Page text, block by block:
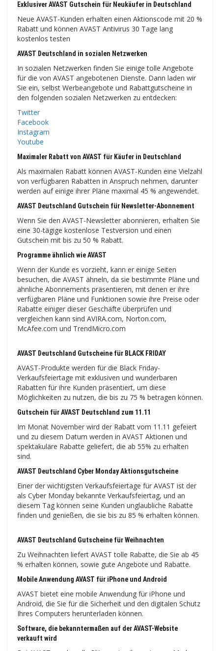
Exklusiver AVAST Gutschein für Neukäufer in Deutschland
Neue AVAST-Kunden erhalten einen Aktionscode mit 20 %
Rabatt und können AVAST Antivirus 30 Tage lang
kostenlos testen
AVAST Deutschland in sozialen Netzwerken
In sozialen Netzwerken finden Sie einige tolle Angebote
für die von AVAST angebotenen Dienste. Dann laden wir
Sie ein, selbst Werbeangebote und Rabattgutscheine in
den folgenden sozialen Netzwerken zu entdecken:
Twitter
Facebook
Instagram
Youtube
Maximaler Rabatt von AVAST für Käufer in Deutschland
Als maximalen Rabatt können AVAST-Kunden eine Vielzahl
von verfügbaren Rabatten in Anspruch nehmen, darunter
werden auf einige ihrer Pläne maximal 45 % angewendet.
AVAST Deutschland Gutschein für Newsletter-Abonnement
Wenn Sie den AVAST-Newsletter abonnieren, erhalten Sie
eine 30-tägige kostenlose Testversion und einen
Gutschein mit bis zu 50 % Rabatt.
Programme ähnlich wie AVAST
Wenn der Kunde es vorzieht, kann er einige Seiten
besuchen, die AVAST ähneln, da sie bestimmte Pläne und
ähnliche Abonnements präsentieren, mit denen er ihre
verfügbaren Pläne und Funktionen sowie ihre Preise oder
Rabatte einiger dieser Geschäfte überprüfen und
vergleichen kann sind AVIRA.com, Norton.com,
McAfee.com und TrendMicro.com
AVAST Deutschland Gutscheine für BLACK FRIDAY
AVAST-Produkte werden für die Black Friday-
Verkaufsfeiertage mit exklusiven und wunderbaren
Rabatten für ihre Kunden präsentiert, um diese
Möglichkeiten zu nutzen, die bis zu 75 % betragen können.
Gutschein für AVAST Deutschland zum 11.11
Im Monat November wird der Rabatt vom 11.11 gefeiert
und zu diesem Datum werden in AVAST Aktionen und
spektakuläre Rabatte geliefert, die ab 55% zu erhalten
sind.
AVAST Deutschland Cyber ​​Monday Aktionsgutscheine
Einer der wichtigsten Verkaufsfeiertage für AVAST ist der
als Cyber ​​​​Monday bekannte Verkaufsfeiertag, und an
diesem Tag können seine Kunden unglaubliche Rabatte
finden und genießen, die sie bis zu 85 % erhalten können.
AVAST Deutschland Gutscheine für Weihnachten
Zu Weihnachten liefert AVAST tolle Rabatte, die Sie ab 45
% erhalten können, sowie gute Angebote und Rabatte.
Mobile Anwendung AVAST für iPhone und Android
AVAST bietet eine mobile Anwendung für iPhone und
Android, die Sie für die Sicherheit und den digitalen Schutz
Ihres Computers herunterladen können.
Software, die bekanntermaßen auf der AVAST-Website
verkauft wird